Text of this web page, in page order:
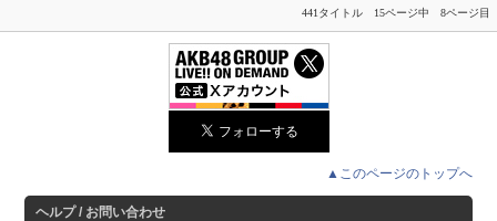
441タイトル 15ページ中 8ページ目
▲このページのトップへ
ヘルプ / お問い合わせ